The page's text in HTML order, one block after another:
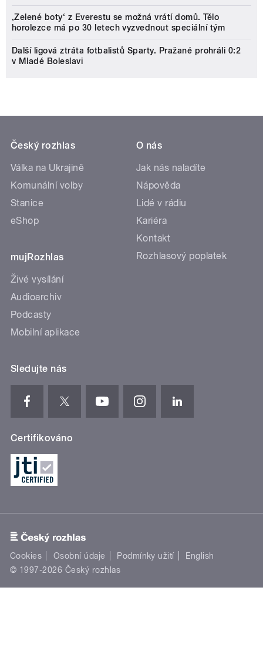
‚Zelené boty‘ z Everestu se možná vrátí domů. Tělo
horolezce má po 30 letech vyzvednout speciální tým
Další ligová ztráta fotbalistů Sparty. Pražané prohráli 0:2
v Mladé Boleslavi
Český rozhlas
Válka na Ukrajině
Komunální volby
Stanice
eShop
mujRozhlas
Živé vysílání
Audioarchiv
Podcasty
Mobilní aplikace
O nás
Jak nás naladíte
Nápověda
Lidé v rádiu
Kariéra
Kontakt
Rozhlasový poplatek
Sledujte nás
Certifikováno
Cookies Osobní údaje Podmínky užití
English
© 1997-2026 Český rozhlas